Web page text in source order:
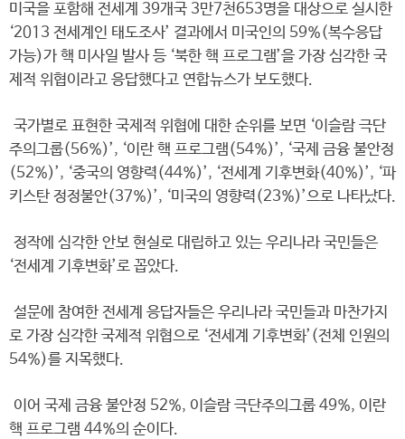
미국을 포함해 전세계 39개국 3만7천653명을 대상으로 실시한
‘2013 전세계인 태도조사’ 결과에서 미국인의 59%(복수응답
가능)가 핵 미사일 발사 등 ‘북한 핵 프로그램’을 가장 심각한 국
제적 위협이라고 응답했다고 연합뉴스가 보도했다.
국가별로 표현한 국제적 위협에 대한 순위를 보면 ‘이슬람 극단
주의그룹(56%)’, ‘이란 핵 프로그램(54%)’, ‘국제 금융 불안정
(52%)’, ‘중국의 영향력(44%)’, ‘전세계 기후변화(40%)’, ‘파
키스탄 정정불안(37%)’, ‘미국의 영향력(23%)’으로 나타났다.
정작에 심각한 안보 현실로 대립하고 있는 우리나라 국민들은
‘전세계 기후변화’로 꼽았다.
설문에 참여한 전세계 응답자들은 우리나라 국민들과 마찬가지
로 가장 심각한 국제적 위협으로 ‘전세계 기후변화’(전체 인원의
54%)를 지목했다.
이어 국제 금융 불안정 52%, 이슬람 극단주의그룹 49%, 이란
핵 프로그램 44%의 순이다.